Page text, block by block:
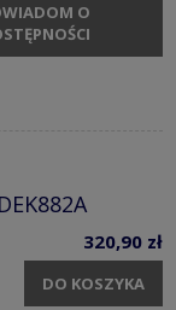
O
320,90 zł
DO KOSZYKA